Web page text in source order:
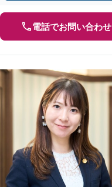
電話でお問い合わせ